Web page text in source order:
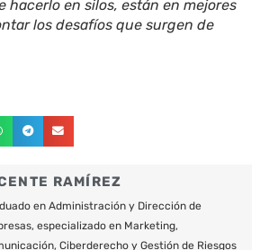
hacerlo en silos, están en mejores
los desafíos que surgen de
RAMÍREZ
en Administración y Dirección de
especializado en Marketing,
Ciberderecho y Gestión de Riesgos